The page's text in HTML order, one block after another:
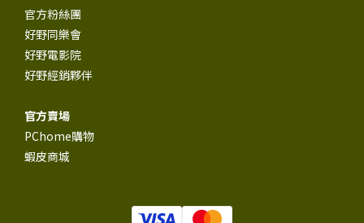
官方粉絲團
好野同樂會
好野電影院
好野經銷夥伴
官方賣場
PChome購物
蝦皮商城